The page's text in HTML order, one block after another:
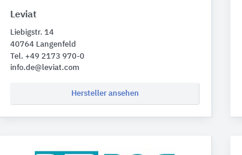
Leviat
Liebigstr. 14
40764 Langenfeld
Tel. +49 2173 970-0
info.de@leviat.com
Hersteller ansehen